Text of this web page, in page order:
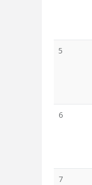
5
6
7